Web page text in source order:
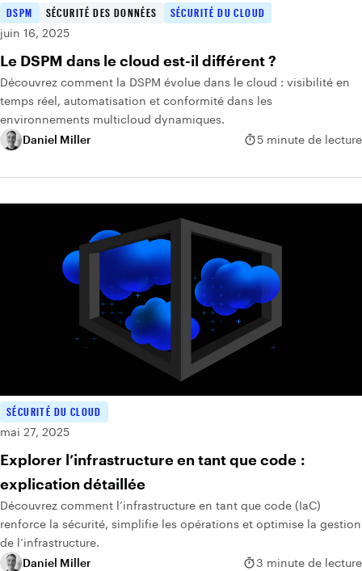
DSPM SÉCURITÉ DES DONNÉES
SÉCURITÉ DU CLOUD
juin 16, 2025
Le DSPM dans le cloud est-il différent ?
Découvrez comment la DSPM évolue dans le cloud : visibilité en
temps réel, automatisation et conformité dans les
environnements multicloud dynamiques.
Daniel Miller
5 minute de lecture
SÉCURITÉ DU CLOUD
mai 27, 2025
Explorer l’infrastructure en tant que code :
explication détaillée
Découvrez comment l’infrastructure en tant que code (IaC)
renforce la sécurité, simplifie les opérations et optimise la gestion
de l’infrastructure.
Daniel Miller
3 minute de lecture